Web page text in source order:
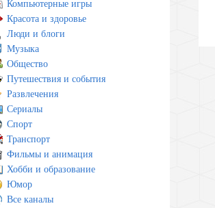
Компьютерные игры
Красота и здоровье
Люди и блоги
Музыка
Общество
Путешествия и события
Развлечения
Сериалы
Спорт
Транспорт
Фильмы и анимация
Хобби и образование
Юмор
Все каналы